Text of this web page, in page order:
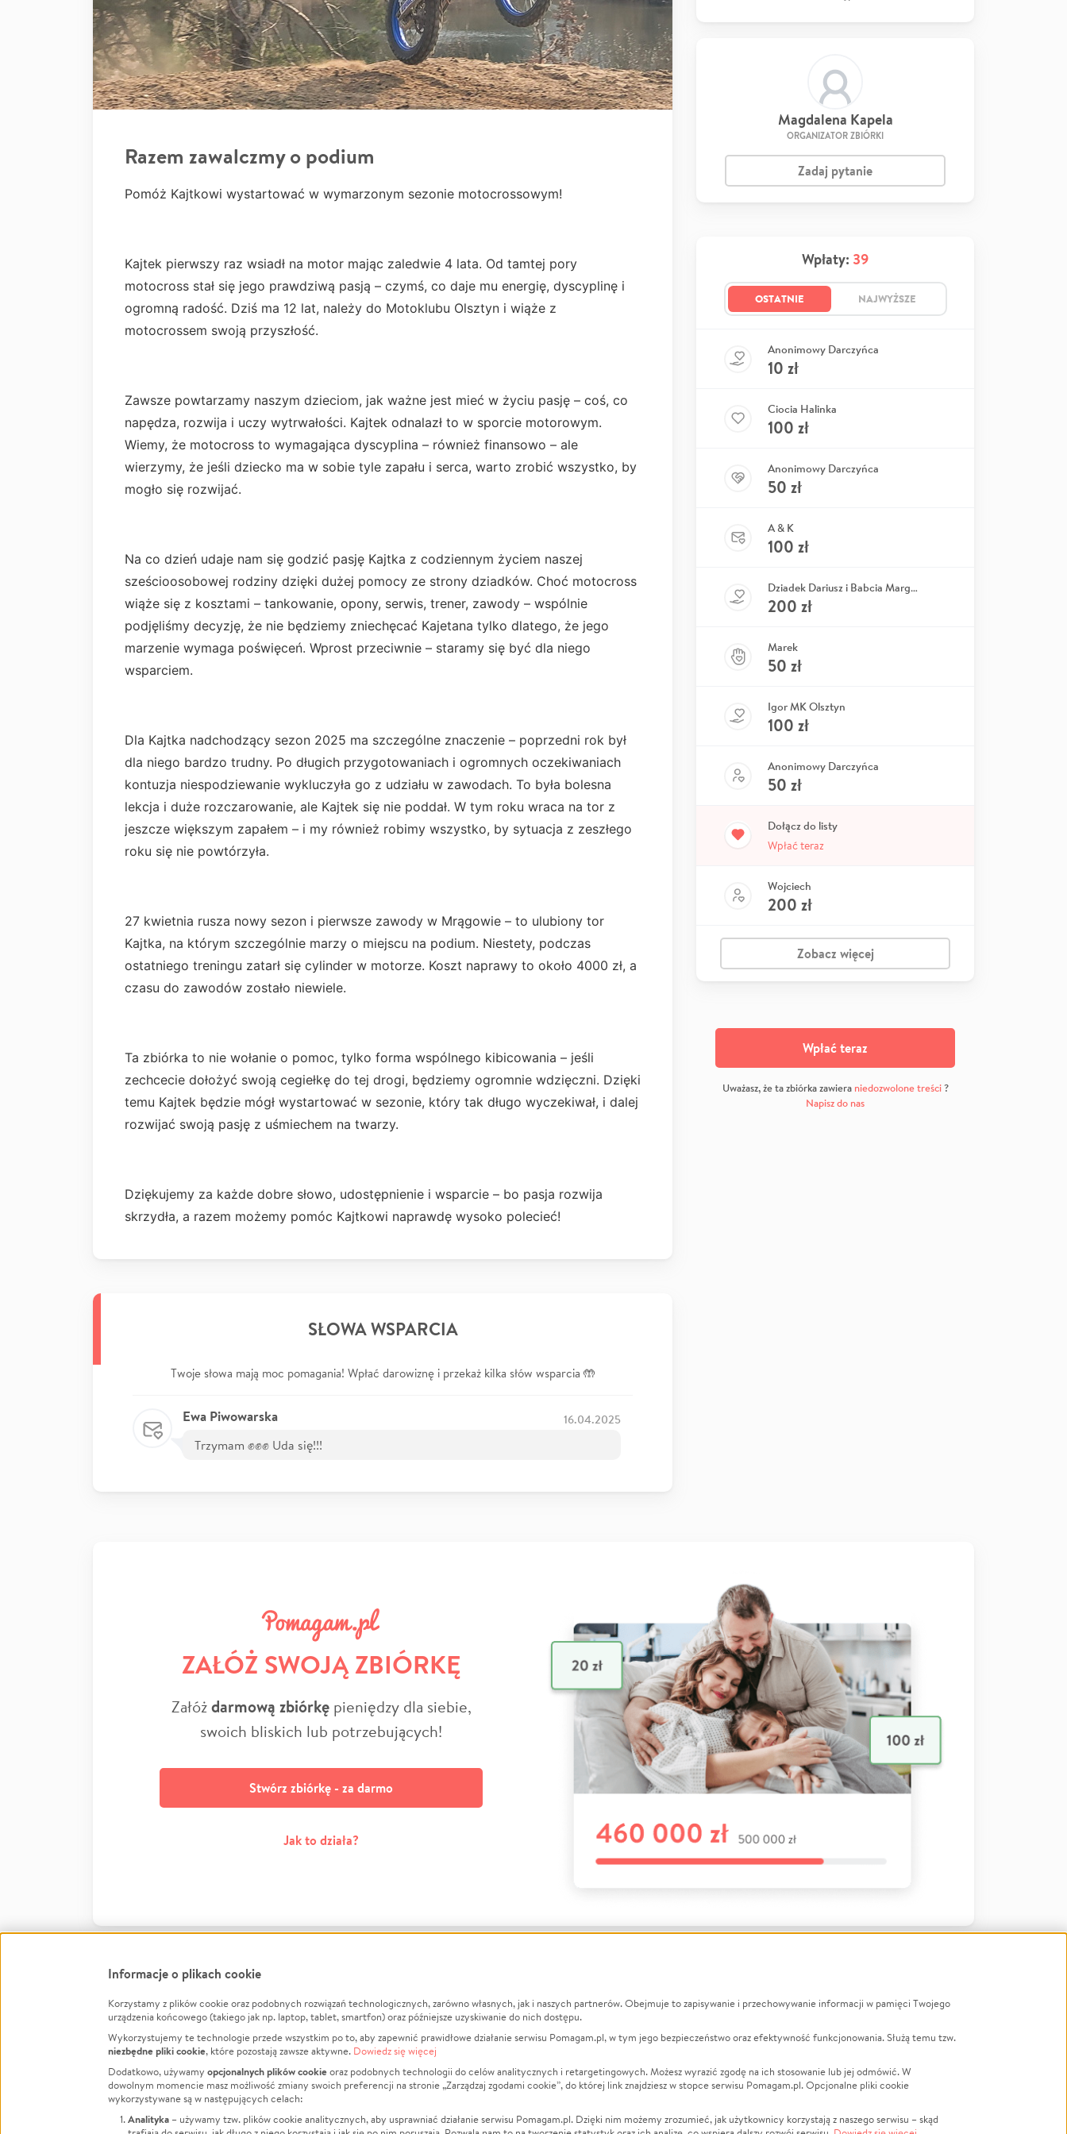
Razem zawalczmy o podium
Pomóż Kajtkowi wystartować w wymarzonym sezonie motocrossowym!
Kajtek pierwszy raz wsiadł na motor mając zaledwie 4 lata. Od tamtej pory
motocross stał się jego prawdziwą pasją – czymś, co daje mu energię, dyscyplinę i
ogromną radość. Dziś ma 12 lat, należy do Motoklubu Olsztyn i wiąże z
motocrossem swoją przyszłość.
Zawsze powtarzamy naszym dzieciom, jak ważne jest mieć w życiu pasję – coś, co
napędza, rozwija i uczy wytrwałości. Kajtek odnalazł to w sporcie motorowym.
Wiemy, że motocross to wymagająca dyscyplina – również finansowo – ale
wierzymy, że jeśli dziecko ma w sobie tyle zapału i serca, warto zrobić wszystko, by
mogło się rozwijać.
Na co dzień udaje nam się godzić pasję Kajtka z codziennym życiem naszej
sześcioosobowej rodziny dzięki dużej pomocy ze strony dziadków. Choć motocross
wiąże się z kosztami – tankowanie, opony, serwis, trener, zawody – wspólnie
podjęliśmy decyzję, że nie będziemy zniechęcać Kajetana tylko dlatego, że jego
marzenie wymaga poświęceń. Wprost przeciwnie – staramy się być dla niego
wsparciem.
Dla Kajtka nadchodzący sezon 2025 ma szczególne znaczenie – poprzedni rok był
dla niego bardzo trudny. Po długich przygotowaniach i ogromnych oczekiwaniach
kontuzja niespodziewanie wykluczyła go z udziału w zawodach. To była bolesna
lekcja i duże rozczarowanie, ale Kajtek się nie poddał. W tym roku wraca na tor z
jeszcze większym zapałem – i my również robimy wszystko, by sytuacja z zeszłego
roku się nie powtórzyła.
27 kwietnia rusza nowy sezon i pierwsze zawody w Mrągowie – to ulubiony tor
Kajtka, na którym szczególnie marzy o miejscu na podium. Niestety, podczas
ostatniego treningu zatarł się cylinder w motorze. Koszt naprawy to około 4000 zł, a
czasu do zawodów zostało niewiele.
Ta zbiórka to nie wołanie o pomoc, tylko forma wspólnego kibicowania – jeśli
zechcecie dołożyć swoją cegiełkę do tej drogi, będziemy ogromnie wdzięczni. Dzięki
temu Kajtek będzie mógł wystartować w sezonie, który tak długo wyczekiwał, i dalej
rozwijać swoją pasję z uśmiechem na twarzy.
Dziękujemy za każde dobre słowo, udostępnienie i wsparcie – bo pasja rozwija
skrzydła, a razem możemy pomóc Kajtkowi naprawdę wysoko polecieć!
SŁOWA WSPARCIA
Twoje słowa mają moc pomagania! Wpłać darowiznę i przekaż kilka słów wsparcia 🤲
Ewa Piwowarska 16.04.2025
Trzymam ✊️✊️✊️ Uda się!!!
Magdalena Kapela
ORGANIZATOR ZBIÓRKI
Zadaj pytanie
Wpłaty: 39
OSTATNIE NAJWYŻSZE
Anonimowy Darczyńca
10 zł
Ciocia Halinka
100 zł
Anonimowy Darczyńca
50 zł
A & K
100 zł
Dziadek Dariusz i Babcia Margola
200 zł
Marek
50 zł
Igor MK Olsztyn
100 zł
Anonimowy Darczyńca
50 zł
Dołącz do listy
Wpłać teraz
Wojciech
200 zł
Zobacz więcej
Wpłać teraz
Uważasz, że ta zbiórka zawiera niedozwolone treści?
Napisz do nas
ZAŁÓŻ SWOJĄ ZBIÓRKĘ
Załóżdarmową zbiórkępieniędzy dla siebie,
swoich bliskich lub potrzebujących!
Stwórz zbiórkę - za darmo
Jak to działa?
FacebookTwitter Instagram
LinkedInTikTok Youtube
Informacje
Jak to działa?
Regulamin
Polityka Prywatności
Kontakt
O nas
Opinie
Raporty
Za darmo
Dla NGO
Zbieraj na
Leczenie
Zwierzęta
Pożar
Sport
LGBTQ+
Powódź
Wichura
Religia
Informacje o plikach cookie
Korzystamy z plików cookie oraz podobnych rozwiązań technologicznych, zarówno własnych, jak i naszych partnerów. Obejmuje to zapisywanie i przechowywanie informacji w pamięci Twojego
urządzenia końcowego (takiego jak np. laptop, tablet, smartfon) oraz późniejsze uzyskiwanie do nich dostępu.
Wykorzystujemy te technologie przede wszystkim po to, aby zapewnić prawidłowe działanie serwisu Pomagam.pl, w tym jego bezpieczeństwo oraz efektywność funkcjonowania. Służą temu tzw.
niezbędne pliki cookie, które pozostają zawsze aktywne. Dowiedz się więcej
Dodatkowo, używamy opcjonalnych plików cookieoraz podobnych technologii do celów analitycznych i retargetingowych. Możesz wyrazić zgodę na ich stosowanie lub jej odmówić. W
dowolnym momencie masz możliwość zmiany swoich preferencji na stronie „Zarządzaj zgodami cookie”, do której link znajdziesz w stopce serwisu Pomagam.pl. Opcjonalne pliki cookie
wykorzystywane są w następujących celach:
Analityka – używamy tzw. plików cookie analitycznych, aby usprawniać działanie serwisu Pomagam.pl. Dzięki nim możemy zrozumieć, jak użytkownicy korzystają z naszego serwisu – skąd